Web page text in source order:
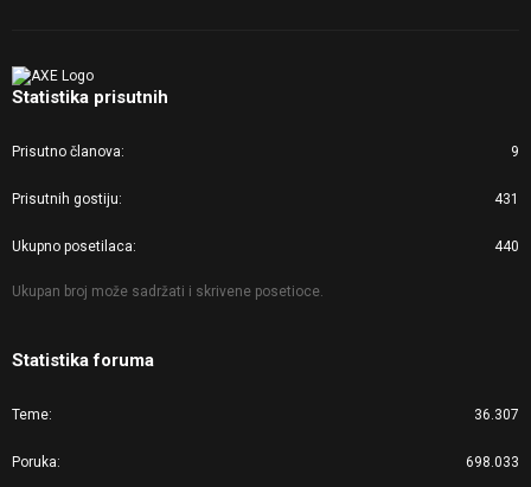
Statistika prisutnih
Prisutno članova 9
Prisutnih gostiju 431
Ukupno posetilaca 440
Ukupan broj može sadržati i skrivene posetioce.
Statistika foruma
Teme 36.307
Poruka 698.033